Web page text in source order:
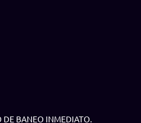
DE BANEO INMEDIATO.